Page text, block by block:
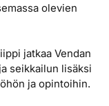
olevien
jatkaa Vendan
seikkailun lisäksi
ja opintoihin.